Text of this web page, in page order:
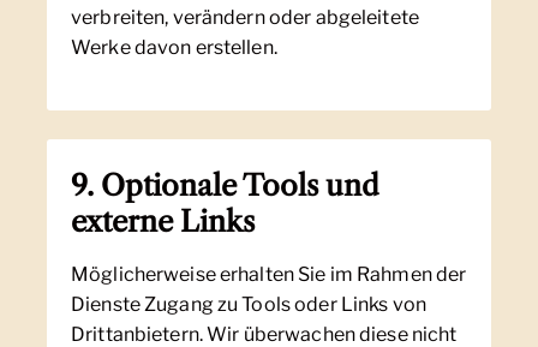
verbreiten, verändern oder abgeleitete
Werke davon erstellen.
9. Optionale Tools und
externe Links
Möglicherweise erhalten Sie im Rahmen der
Dienste Zugang zu Tools oder Links von
Drittanbietern. Wir überwachen diese nicht